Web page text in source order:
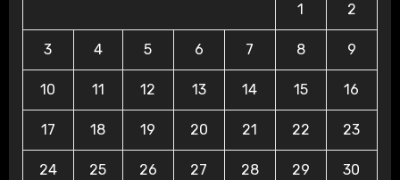
1 2
3 4 5 6 7 8 9
10 11 12 13 14 15 16
17 18 19 20 21 22 23
24 25 26 27 28 29 30